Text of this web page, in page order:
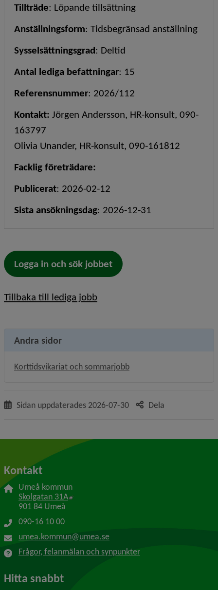
Tillträde: Löpande tillsättning
Anställningsform: Tidsbegränsad anställning
Sysselsättningsgrad: Deltid
Antal lediga befattningar: 15
Referensnummer: 2026/112
Kontakt: Jörgen Andersson, HR-konsult, 090-
163797
Olivia Unander, HR-konsult, 090-161812
Facklig företrädare:
Publicerat: 2026-02-12
Sista ansökningsdag: 2026-12-31
Logga in och sök jobbet
Tillbaka till lediga jobb
Andra sidor
Korttidsvikariat och sommarjobb
Sidan uppdaterades 2026-07-30 Dela
Kontakt
Umeå kommun
Skolgatan 31A Länk till annan webbplats, öppnas i nytt
901 84 Umeå
090-16 10 00
umea.kommun@umea.se
Frågor, felanmälan och synpunkter
Hitta snabbt